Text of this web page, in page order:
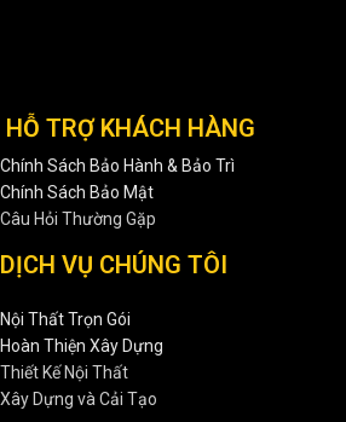
HỖ TRỢ KHÁCH HÀNG
Chính Sách Bảo Hành & Bảo Trì
Chính Sách Bảo Mật
Câu Hỏi Thường Gặp
DỊCH VỤ CHÚNG TÔI
Nội Thất Trọn Gói
Hoàn Thiện Xây Dựng
Thiết Kế Nội Thất
Xây Dựng và Cải Tạo